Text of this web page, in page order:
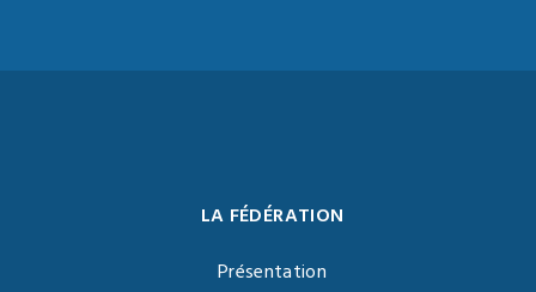
LA FÉDÉRATION
Présentation